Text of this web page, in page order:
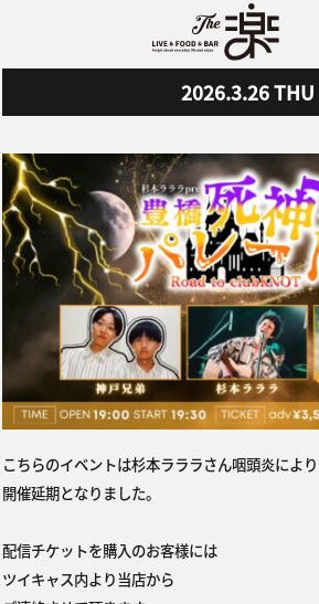
2026.3.26THU
こちらのイベントは杉本ラララさん咽頭炎により
開催延期となりました。
配信チケットを購入のお客様には
ツイキャス内より当店から